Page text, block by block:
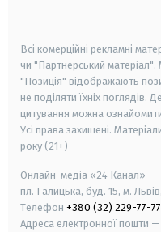
Всі комерційні рекламні
чи "Партнерський
"Позиція" відображають
не поділяти їхніх поглядів.
цитування можна
Усі права захищені.
року (21+)
Онлайн-медіа «24 Канал»
пл. Галицька, буд. 15, м.
Телефон +380 (32) 229-77-77
Адреса електронної пошти —